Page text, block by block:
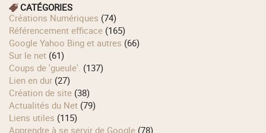
CATÉGORIES
Créations Numériques (74)
Référencement efficace (165)
Google Yahoo Bing et autres (66)
Sur le net (61)
Coups de 'gueule'. (137)
Lien en dur (27)
Création de site (38)
Actualités du Net (79)
Liens utiles (115)
Apprendre à se servir de Google (78)